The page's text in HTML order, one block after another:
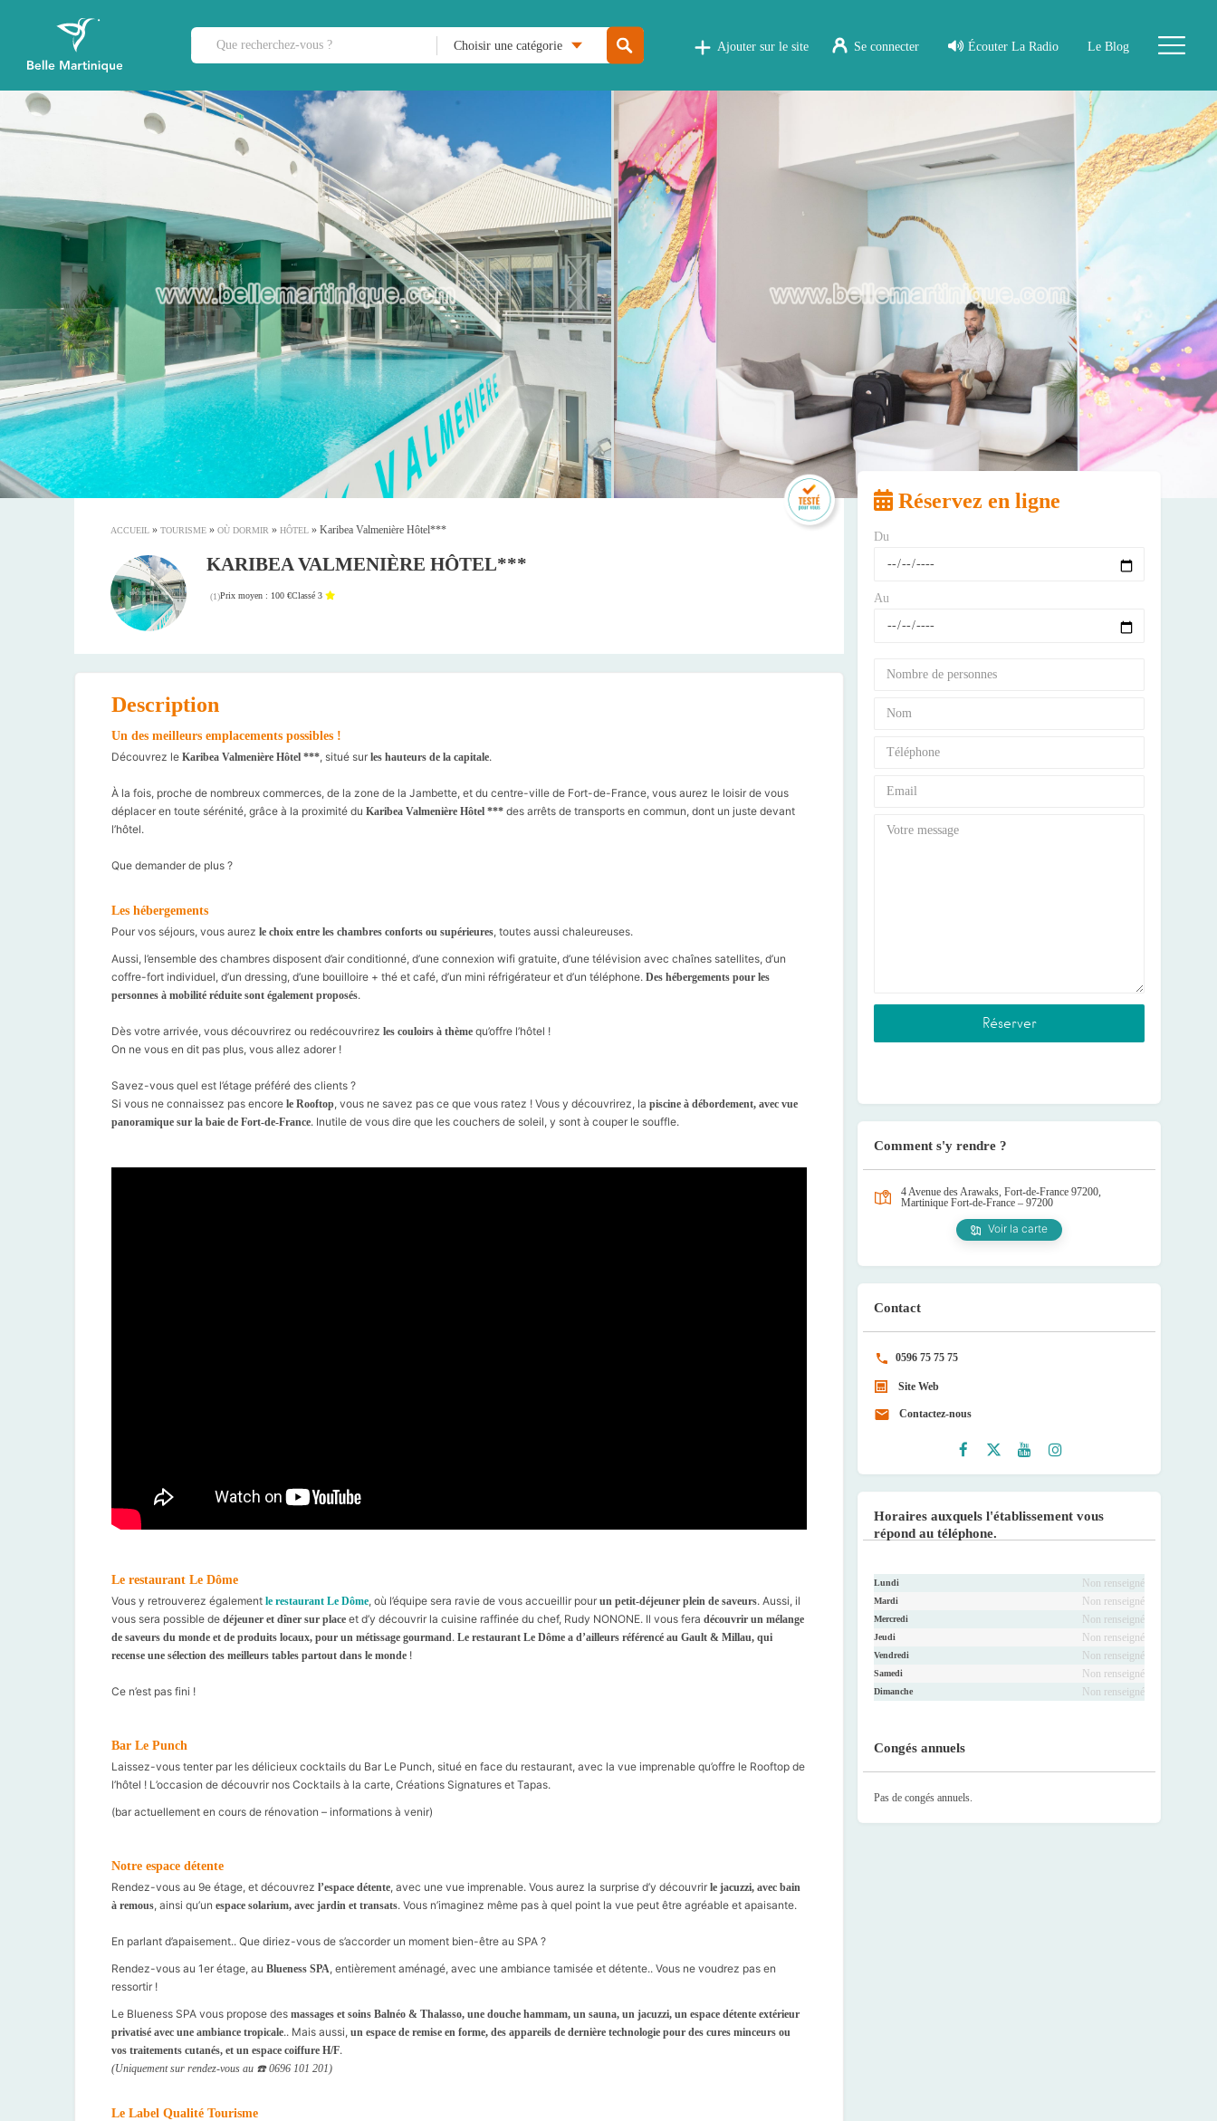
Choisir une catégorie Ajouter sur le site Se connecter Écouter La Radio Le Blog
ACCUEIL » TOURISME » OÙ DORMIR » HÔTEL » Karibea Valmenière Hôtel***
KARIBEA VALMENIÈRE HÔTEL***
(1)Prix moyen : 100 €Classé 3
Description
Un des meilleurs emplacements possibles !
Découvrez le Karibea Valmenière Hôtel *** , situé sur les hauteurs de la capitale.
À la fois, proche de nombreux commerces, de la zone de la Jambette, et du centre-ville de Fort-de-France, vous aurez le loisir de vous
déplacer en toute sérénité, grâce à la proximité du Karibea Valmenière Hôtel *** des arrêts de transports en commun, dont un juste devant
l’hôtel.
Que demander de plus ?
Les hébergements
Pour vos séjours, vous aurez le choix entre les chambres conforts ou supérieures , toutes aussi chaleureuses.
Aussi, l’ensemble des chambres disposent d’air conditionné, d’une connexion wifi gratuite, d’une télévision avec chaînes satellites, d’un
coffre-fort individuel, d’un dressing, d’une bouilloire + thé et café, d’un mini réfrigérateur et d’un téléphone. Des hébergements pour les
personnes à mobilité réduite sont également proposés.
Dès votre arrivée, vous découvrirez ou redécouvrirez les couloirs à thème qu’offre l’hôtel !
On ne vous en dit pas plus, vous allez adorer !
Savez-vous quel est l’étage préféré des clients ?
Si vous ne connaissez pas encore le Rooftop , vous ne savez pas ce que vous ratez ! Vous y découvrirez, la piscine à débordement, avec vue
panoramique sur la baie de Fort-de-France. Inutile de vous dire que les couchers de soleil, y sont à couper le souffle.
Le restaurant Le Dôme
Vous y retrouverez également le restaurant Le Dôme , où l’équipe sera ravie de vous accueillir pour un petit-déjeuner plein de saveurs. Aussi, il
vous sera possible de déjeuner et dîner sur place et d’y découvrir la cuisine raffinée du chef, Rudy NONONE. Il vous fera découvrir un mélange
de saveurs du monde et de produits locaux, pour un métissage gourmand. Le restaurant Le Dôme a d’ailleurs référencé au Gault & Millau, qui
recense une sélection des meilleurs tables partout dans le monde !
Ce n’est pas fini !
Bar Le Punch
Laissez-vous tenter par les délicieux cocktails du Bar Le Punch, situé en face du restaurant, avec la vue imprenable qu’offre le Rooftop de
l’hôtel ! L’occasion de découvrir nos Cocktails à la carte, Créations Signatures et Tapas.
(bar actuellement en cours de rénovation – informations à venir)
Notre espace détente
Rendez-vous au 9e étage, et découvrez l’espace détente , avec une vue imprenable. Vous aurez la surprise d’y découvrir le jacuzzi, avec bain
à remous , ainsi qu’un espace solarium, avec jardin et transats. Vous n’imaginez même pas à quel point la vue peut être agréable et apaisante.
En parlant d’apaisement.. Que diriez-vous de s’accorder un moment bien-être au SPA ?
Rendez-vous au 1er étage, au Blueness SPA , entièrement aménagé, avec une ambiance tamisée et détente.. Vous ne voudrez pas en
ressortir !
Le Blueness SPA vous propose des massages et soins Balnéo & Thalasso, une douche hammam, un sauna, un jacuzzi, un espace détente extérieur
privatisé avec une ambiance tropicale.. Mais aussi, un espace de remise en forme, des appareils de dernière technologie pour des cures minceurs ou
vos traitements cutanés, et un espace coiffure H/F.
(Uniquement sur rendez-vous au ☎️ 0696 101 201)
Le Label Qualité Tourisme
Réservez en ligne
Du
Au
Comment s'y rendre ?
4 Avenue des Arawaks, Fort-de-France 97200,
Martinique Fort-de-France – 97200
Voir la carte
Contact
0596 75 75 75
Site Web
Contactez-nous
Horaires auxquels l'établissement vous
répond au téléphone.
Lundi Non renseigné
Mardi Non renseigné
Mercredi Non renseigné
Jeudi Non renseigné
Vendredi Non renseigné
Samedi Non renseigné
Dimanche Non renseigné
Congés annuels
Pas de congés annuels.